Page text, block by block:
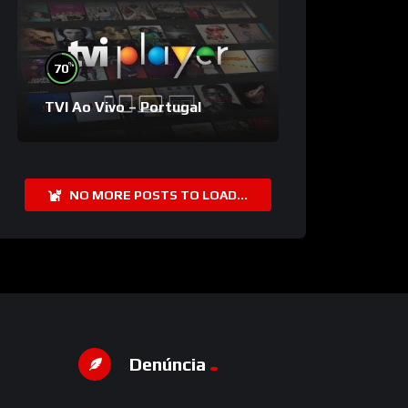
70%
TVI Ao Vivo – Portugal
NO MORE POSTS TO LOAD...
Denúncia